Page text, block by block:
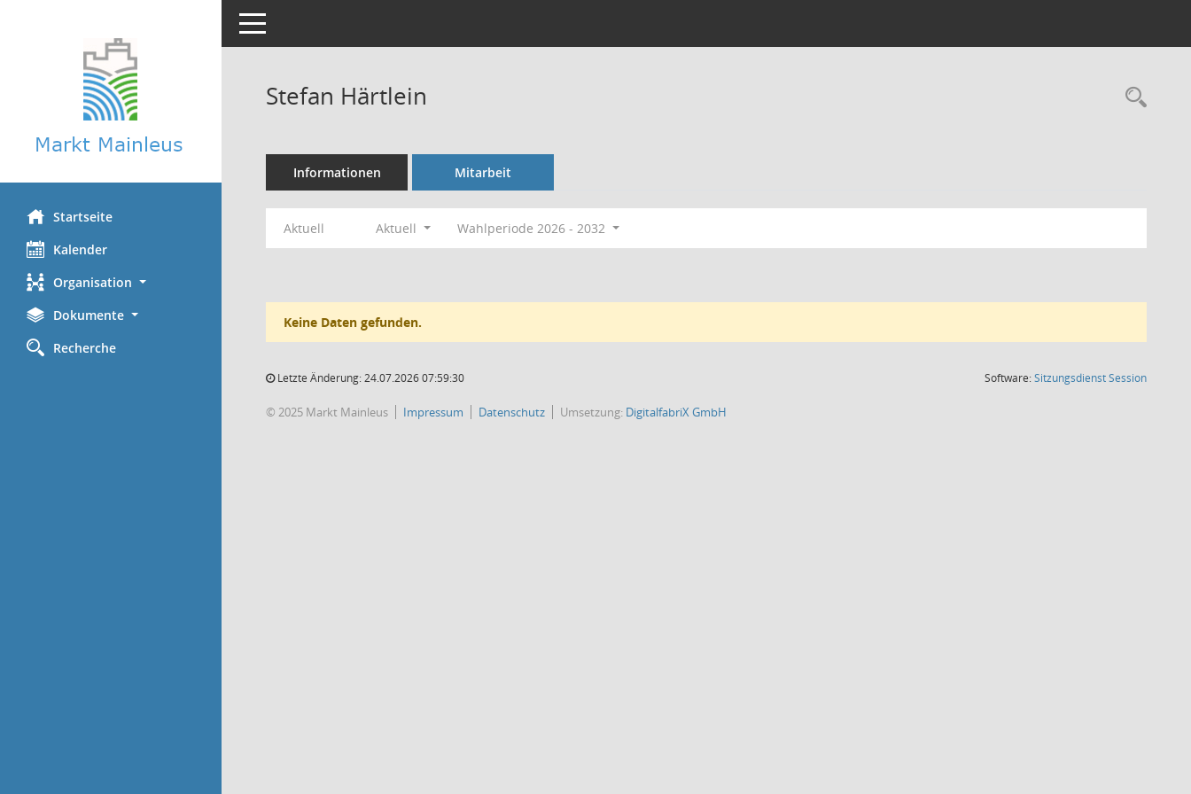
Startseite
Kalender
Organisation
Dokumente
Recherche
Toggle navigation
Stefan Härtlein
Informationen Mitarbeit
Aktuell Aktuell Wahlperiode 2026 - 2032
Keine Daten gefunden.
Letzte Änderung: 24.07.2026 07:59:30 Software:SitzungsdienstSession(Wird in
© 2025 Markt Mainleus Impressum Datenschutz Umsetzung: DigitalfabriX GmbH